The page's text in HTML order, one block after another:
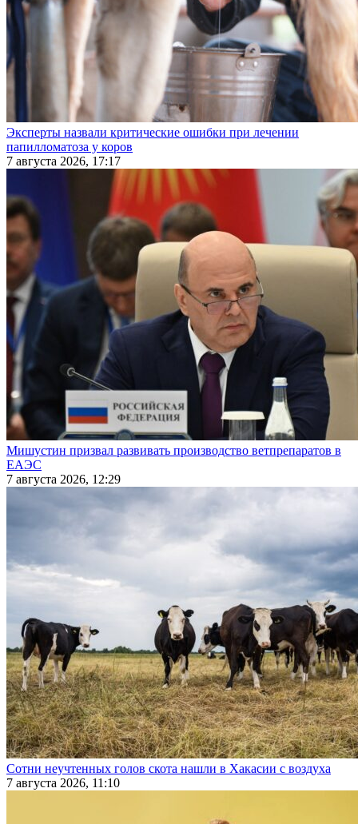
Эксперты назвали критические ошибки при лечении
папилломатоза у коров
7 августа 2026, 17:17
Мишустин призвал развивать производство ветпрепаратов в
ЕАЭС
7 августа 2026, 12:29
Сотни неучтенных голов скота нашли в Хакасии с воздуха
7 августа 2026, 11:10